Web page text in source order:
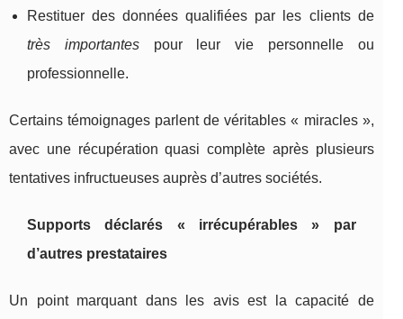
Restituer des données qualifiées par les clients de
très importantespour leur vie personnelle ou
professionnelle.
Certains témoignages parlent de véritables « miracles »,
avec une récupération quasi complète après plusieurs
tentatives infructueuses auprès d’autres sociétés.
Supports déclarés « irrécupérables » par
d’autres prestataires
Un point marquant dans les avis est la capacité de